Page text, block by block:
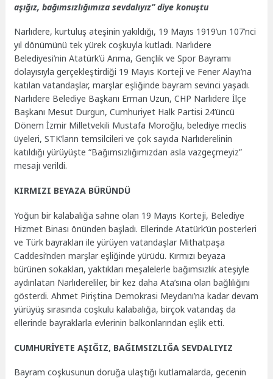
aşığız, bağımsızlığımıza sevdalıyız” diye konuştu
Narlıdere, kurtuluş ateşinin yakıldığı, 19 Mayıs 1919’un 107’nci
yıl dönümünü tek yürek coşkuyla kutladı. Narlıdere
Belediyesi’nin Atatürk’ü Anma, Gençlik ve Spor Bayramı
dolayısıyla gerçekleştirdiği 19 Mayıs Korteji ve Fener Alayı’na
katılan vatandaşlar, marşlar eşliğinde bayram sevinci yaşadı.
Narlıdere Belediye Başkanı Erman Uzun, CHP Narlıdere İlçe
Başkanı Mesut Durgun, Cumhuriyet Halk Partisi 24’üncü
Dönem İzmir Milletvekili Mustafa Moroğlu, belediye meclis
üyeleri, STK’ların temsilcileri ve çok sayıda Narlıderelinin
katıldığı yürüyüşte “Bağımsızlığımızdan asla vazgeçmeyiz”
mesajı verildi.
KIRMIZI BEYAZA BÜRÜNDÜ
Yoğun bir kalabalığa sahne olan 19 Mayıs Korteji, Belediye
Hizmet Binası önünden başladı. Ellerinde Atatürk’ün posterleri
ve Türk bayrakları ile yürüyen vatandaşlar Mithatpaşa
Caddesi’nden marşlar eşliğinde yürüdü. Kırmızı beyaza
bürünen sokakları, yaktıkları meşalelerle bağımsızlık ateşiyle
aydınlatan Narlıdereliler, bir kez daha Ata’sına olan bağlılığını
gösterdi. Ahmet Piriştina Demokrasi Meydanı’na kadar devam
yürüyüş sırasında coşkulu kalabalığa, birçok vatandaş da
ellerinde bayraklarla evlerinin balkonlarından eşlik etti.
CUMHURİYETE AŞIĞIZ, BAĞIMSIZLIĞA SEVDALIYIZ
Bayram coşkusunun doruğa ulaştığı kutlamalarda, gecenin